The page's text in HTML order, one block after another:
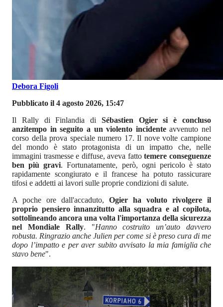
Debora Figoli
Pubblicato il 4 agosto 2026, 15:47
Il Rally di Finlandia di Sébastien Ogier si è concluso
anzitempo in seguito a un violento incidenteavvenuto nel
corso della prova speciale numero 17. Il nove volte campione
del mondo è stato protagonista di un impatto che, nelle
immagini trasmesse e diffuse, aveva fattotemere conseguenze
ben più gravi. Fortunatamente, però, ogni pericolo è stato
rapidamente scongiurato e il francese ha potuto rassicurare
tifosi e addetti ai lavori sulle proprie condizioni di salute.
A poche ore dall'accaduto, Ogier ha voluto rivolgere il
proprio pensiero innanzitutto alla squadra e al copilota,
sottolineando ancora una volta l'importanza della sicurezza
nel Mondiale Rally. "Hanno costruito un’auto davvero
robusta. Ringrazio anche Julien per come si è preso cura di me
dopo l’impatto e per aver subito avvisato la mia famiglia che
stavo bene".